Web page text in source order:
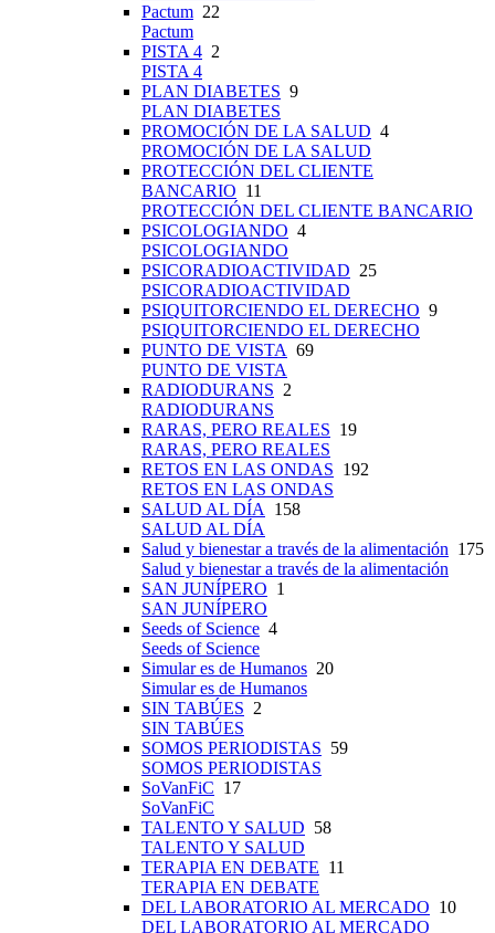
Pactum 22
Pactum
PISTA 4 2
PISTA 4
PLAN DIABETES 9
PLAN DIABETES
PROMOCIÓN DE LA SALUD 4
PROMOCIÓN DE LA SALUD
PROTECCIÓN DEL CLIENTE
BANCARIO 11
PROTECCIÓN DEL CLIENTE BANCARIO
PSICOLOGIANDO 4
PSICOLOGIANDO
PSICORADIOACTIVIDAD 25
PSICORADIOACTIVIDAD
PSIQUITORCIENDO EL DERECHO 9
PSIQUITORCIENDO EL DERECHO
PUNTO DE VISTA 69
PUNTO DE VISTA
RADIODURANS 2
RADIODURANS
RARAS, PERO REALES 19
RARAS, PERO REALES
RETOS EN LAS ONDAS 192
RETOS EN LAS ONDAS
SALUD AL DÍA
158
SALUD AL DÍA
Salud y bienestar a través de la alimentación 175
Salud y bienestar a través de la alimentación
SAN JUNÍPERO 1
SAN JUNÍPERO
Seeds of Science 4
Seeds of Science
Simular es de Humanos 20
Simular es de Humanos
SIN TABÚES 2
SIN TABÚES
SOMOS PERIODISTAS 59
SOMOS PERIODISTAS
SoVanFiC 17
SoVanFiC
TALENTO Y SALUD 58
TALENTO Y SALUD
TERAPIA EN DEBATE 11
TERAPIA EN DEBATE
DEL LABORATORIO AL MERCADO 10
DEL LABORATORIO AL MERCADO